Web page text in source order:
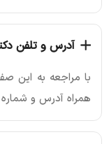
آدرس و تلفن
با مراجعه به این
همراه آدرس و